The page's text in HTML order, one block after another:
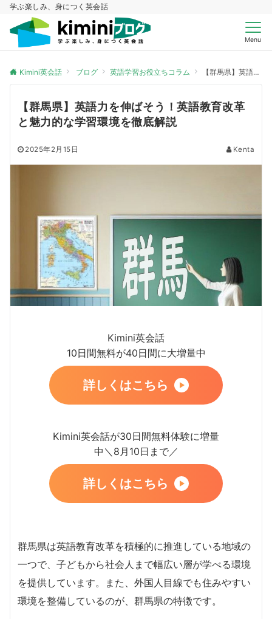
学ぶ楽しみ、身につく英会話
Menu
Kimini英会話 ブログ 英語学習お役立ちコラム 【群馬県】英語力を伸ばそう！英語教育改革と魅力的な学習環境を徹底解説
【群馬県】英語力を伸ばそう！英語教育改革
と魅力的な学習環境を徹底解説
2025年2月15日 Kenta
Kimini英会話
10日間無料が40日間に大増量中
詳しくはこちら
Kimini英会話が30日間無料体験に増量
中＼8月10日まで／
詳しくはこちら
群馬県は英語教育改革を積極的に推進している地域の
一つで、子どもから社会人まで幅広い層が学べる環境
を提供しています。また、外国人目線でも住みやすい
環境を整備しているのが、群馬県の特徴です。